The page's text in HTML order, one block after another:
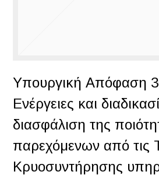
Υπουργική Απόφαση
Ενέργειες και
διασφάλιση της
παρεχόμενων από τις
Κρυοσυντήρησης